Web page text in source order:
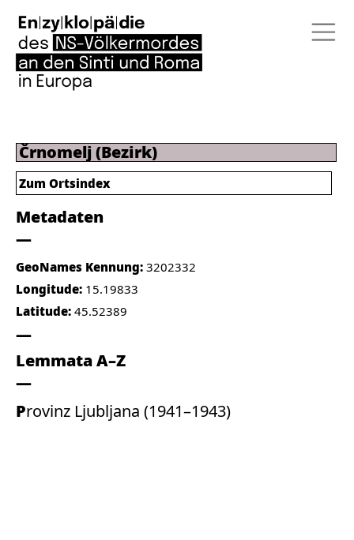
Črnomelj (Bezirk)
Metadaten
GeoNames Kennung: 3202332
Longitude: 15.19833
Latitude: 45.52389
Lemmata A–Z
Provinz Ljubljana (1941–1943)
Zum Ortsindex